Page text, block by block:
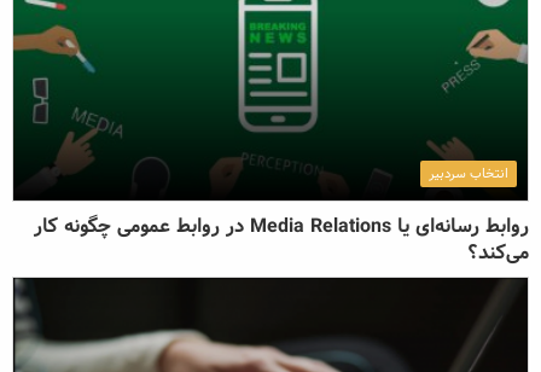
انتخاب سردبیر
روابط رسانه‌ای یا Media Relations در روابط عمومی چگونه کار
می‌کند؟